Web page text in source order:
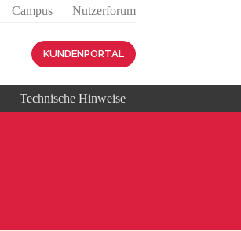
Campus Nutzerforum
KUNDENPORTAL
Technische Hinweise